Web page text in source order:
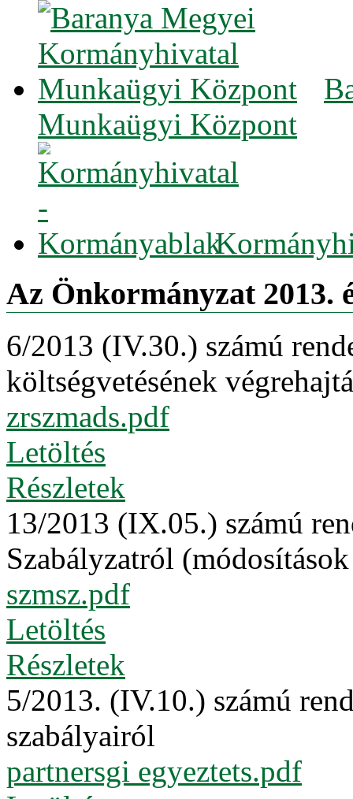
Munkaügyi Központ
Az Önkormányzat 2013.
6/2013 (IV.30.) számú
költségvetésének
zrszmads.pdf
Letöltés
Részletek
13/2013 (IX.05.) számú
Szabályzatról
szmsz.pdf
Letöltés
Részletek
5/2013. (IV.10.) számú
szabályairól
partnersgi egyeztets.pdf